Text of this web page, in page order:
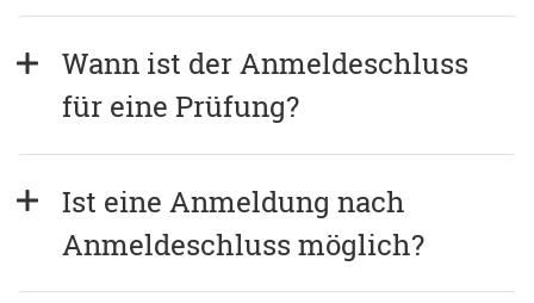
Wann ist der Anmeldeschluss
für eine Prüfung?
Ist eine Anmeldung nach
Anmeldeschluss möglich?